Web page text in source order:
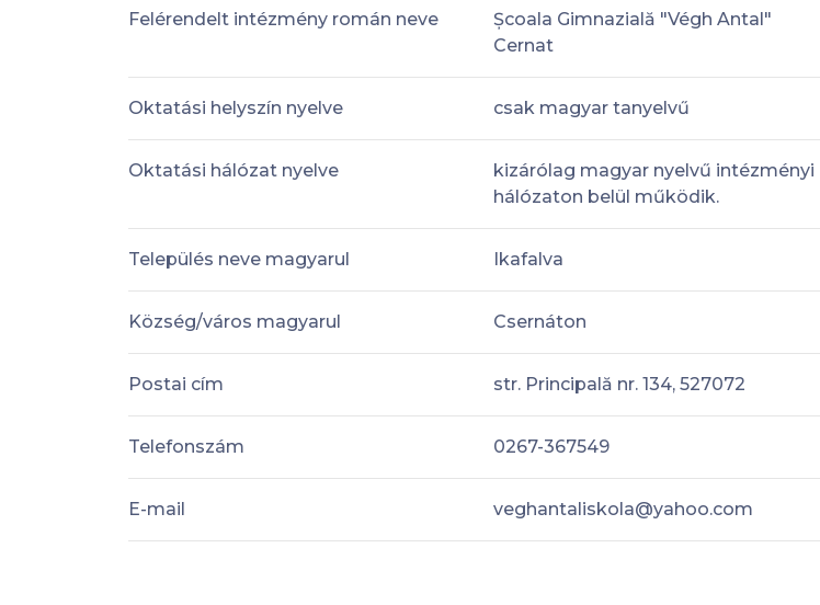
Felérendelt intézmény román neve
Școala Gimnazială "Végh Antal"
Cernat
Oktatási helyszín nyelve csak magyar tanyelvű
Oktatási hálózat nyelve
kizárólag magyar nyelvű intézményi
hálózaton belül működik.
Település neve magyarul Ikafalva
Község/város magyarul Csernáton
Postai cím str. Principală nr. 134, 527072
Telefonszám 0267-367549
E-mail veghantaliskola@yahoo.com